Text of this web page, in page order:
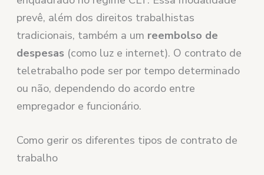
prevê, além dos direitos trabalhistas
tradicionais, também a um reembolso de
despesas (como luz e internet). O contrato de
teletrabalho pode ser por tempo determinado
ou não, dependendo do acordo entre
empregador e funcionário.
Como gerir os diferentes tipos de contrato de
trabalho